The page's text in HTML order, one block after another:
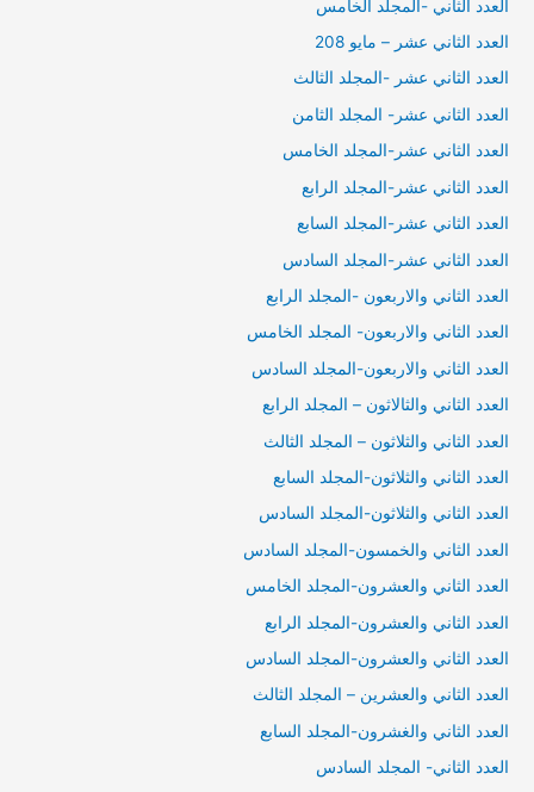
العدد الثاني -المجلد الخامس
العدد الثاني عشر – مايو 208
العدد الثاني عشر -المجلد الثالث
العدد الثاني عشر- المجلد الثامن
العدد الثاني عشر-المجلد الخامس
العدد الثاني عشر-المجلد الرابع
العدد الثاني عشر-المجلد السابع
العدد الثاني عشر-المجلد السادس
العدد الثاني والاربعون -المجلد الرابع
العدد الثاني والاربعون- المجلد الخامس
العدد الثاني والاربعون-المجلد السادس
العدد الثاني والثالاثون – المجلد الرابع
العدد الثاني والثلاثون – المجلد الثالث
العدد الثاني والثلاثون-المجلد السابع
العدد الثاني والثلاثون-المجلد السادس
العدد الثاني والخمسون-المجلد السادس
العدد الثاني والعشرون-المجلد الخامس
العدد الثاني والعشرون-المجلد الرابع
العدد الثاني والعشرون-المجلد السادس
العدد الثاني والعشرين – المجلد الثالث
العدد الثاني والغشرون-المجلد السابع
العدد الثاني- المجلد السادس